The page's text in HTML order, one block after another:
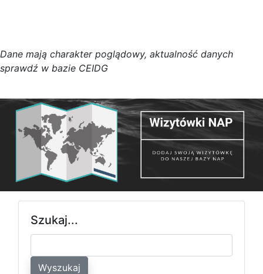
Dane mają charakter poglądowy, aktualność danych
sprawdź w bazie CEIDG
Szukaj...
Wyszukaj